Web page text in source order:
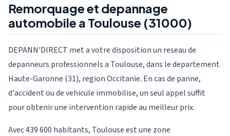
Remorquage et depannage
automobile a Toulouse (31000)
DEPANN'DIRECT met a votre disposition un reseau de
depanneurs professionnels a Toulouse, dans le departement
Haute-Garonne (31), region Occitanie. En cas de panne,
d'accident ou de vehicule immobilise, un seul appel suffit
pour obtenir une intervention rapide au meilleur prix.
Avec 439 600 habitants, Toulouse est une zone